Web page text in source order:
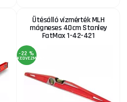
Ütésálló vízmérték MLH
mágneses 40cm Stanley
FatMax 1-42-421
-22 %
KEDVEZMÉNY